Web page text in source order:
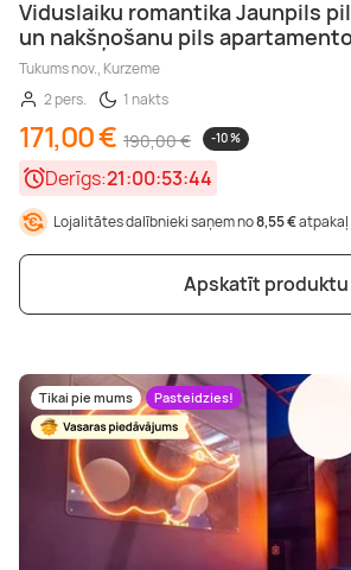
Viduslaiku romantika Jaunpils
un nakšņošanu pils
Tukums nov., Kurzeme
2 pers.
1 nakts
171,00 € 190,00 € -10 %
Derīgs:21:00:53:42
Lojalitātes dalībnieki saņem no8,55 €atpakaļ
Apskatīt produktu
Tikai pie mums Pasteidzies!